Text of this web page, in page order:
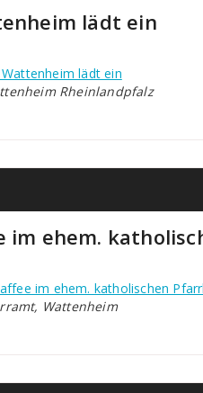
lädt ein
lädt ein
Rheinlandpfalz
im ehem.
im ehem. katholischen
Wattenheim